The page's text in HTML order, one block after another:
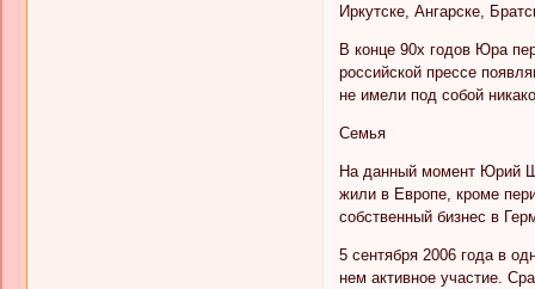
Иркутске, Ангарске,
В конце 90х годов Юра
российской прессе
не имели под собой
Семья
На данный момент Юрий
жили в Европе, кроме
собственный бизнес в
5 сентября 2006 года в
нем активное участие.